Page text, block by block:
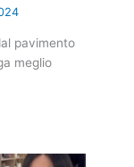
pavimento
meglio